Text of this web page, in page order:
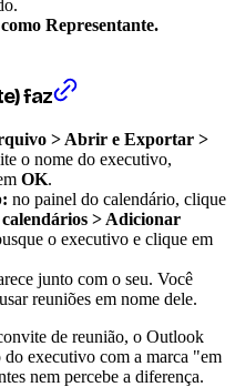
Representante.
faz
> Abrir e Exportar >
o nome do executivo,
OK.
no painel do calendário, clique
> Adicionar
o executivo e clique em
junto com o seu. Você
reuniões em nome dele.
de reunião, o Outlook
do executivo com a marca "em
nem percebe a diferença.